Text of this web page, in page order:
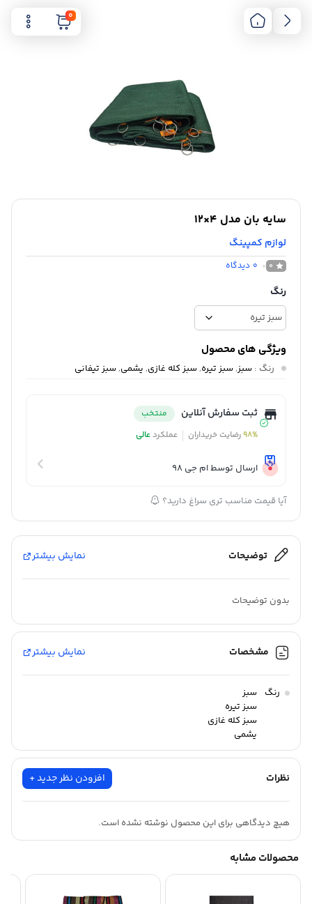
0
سایه بان مدل 4×12
لوازم کمپینگ
0
0 دیدگاه
رنگ
ویژگی های محصول
رنگ : سبز, سبز تیره, سبز کله غازی, یشمی, سبز تیفانی
ثبت سفارش آنلاین
منتخب
98%رضایت خریداران عملکردعالی
ارسال توسط ام جی 98
آیا قیمت مناسب تری سراغ دارید؟
توضیحات نمایش بیشتر
بدون توضیحات
مشخصات نمایش بیشتر
رنگ
سبز
سبز تیره
سبز کله غازی
یشمی
سبز تیفانی
نظرات افزودن نظر جدید +
هیچ دیدگاهی برای این محصول نوشته نشده است.
محصولات مشابه